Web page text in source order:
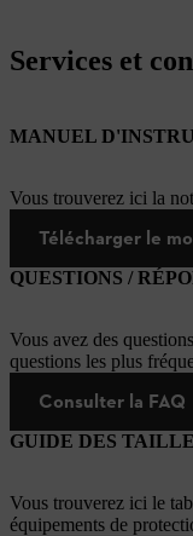
Services et
MANUEL
Vous trouverez ici la
Télécharger le
QUESTIONS /
Vous avez des
questions les plus
Consulter la FAQ
GUIDE DES
Vous trouverez ici le
équipements de